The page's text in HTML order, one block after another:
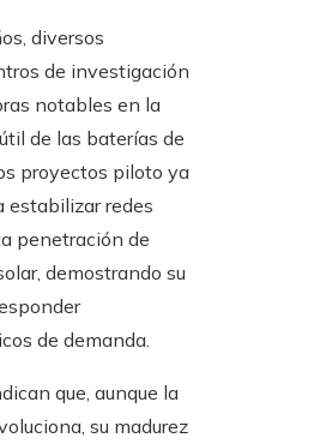
diversos
de investigación
notables en la
de las baterías de
proyectos piloto ya
estabilizar redes
penetración de
demostrando su
de demanda.
que, aunque la
su madurez